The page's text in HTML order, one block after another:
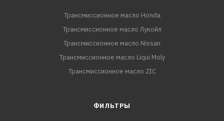
Трансмиссионное масло Honda
Трансмиссионное масло Лукойл
Трансмиссионное масло Nissan
Трансмиссионное масло Liqui Moly
Трансмиссионное масло ZIC
ФИЛЬТРЫ